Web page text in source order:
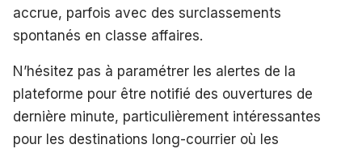
accrue, parfois avec des surclassements
spontanés en classe affaires.
N’hésitez pas à paramétrer les alertes de la
plateforme pour être notifié des ouvertures de
dernière minute, particulièrement intéressantes
pour les destinations long-courrier où les